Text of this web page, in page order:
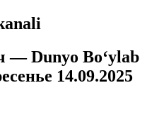
—Dunyo Bo‘ylab
14.09.2025